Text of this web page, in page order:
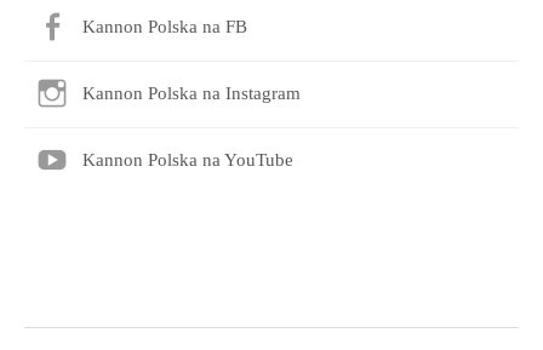
Kannon Polska na FB
Kannon Polska na Instagram
Kannon Polska na YouTube